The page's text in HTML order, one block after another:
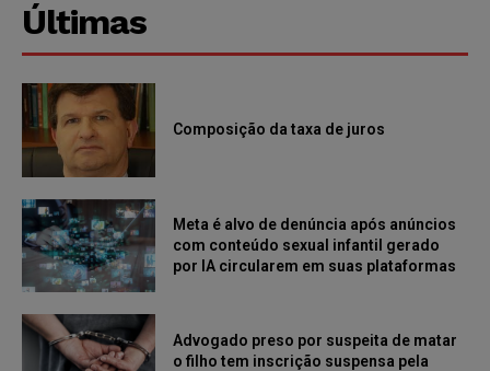
Últimas
Composição da taxa de juros
Meta é alvo de denúncia após anúncios
com conteúdo sexual infantil gerado
por IA circularem em suas plataformas
Advogado preso por suspeita de matar
o filho tem inscrição suspensa pela